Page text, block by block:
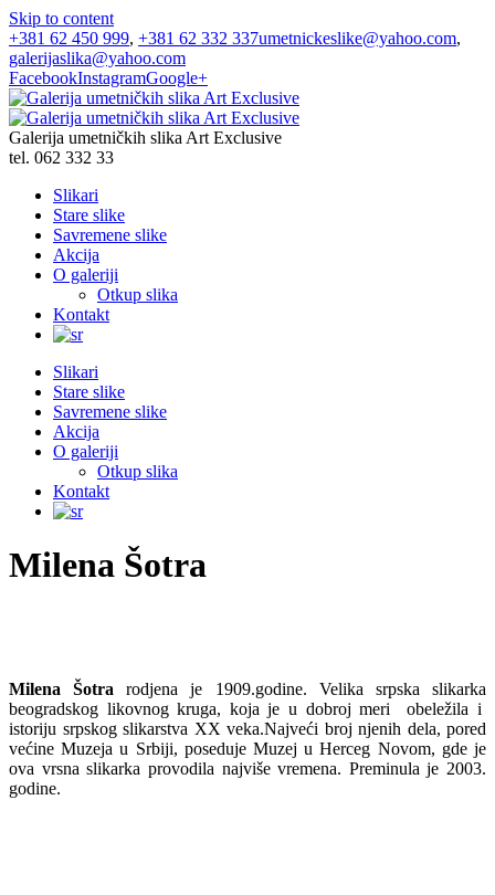
Skip to content
+381 62 450 999, +381 62 332 337umetnickeslike@yahoo.com,
galerijaslika@yahoo.com
FacebookInstagramGoogle+
Galerija umetničkih slika Art Exclusive
tel. 062 332 33
Slikari
Stare slike
Savremene slike
Akcija
O galeriji
Otkup slika
Kontakt
Slikari
Stare slike
Savremene slike
Akcija
O galeriji
Otkup slika
Kontakt
Milena Šotra
Milena Šotra rodjena je 1909.godine. Velika srpska slikarka
beogradskog likovnog kruga, koja je u dobroj meri obeležila i
istoriju srpskog slikarstva XX veka.Najveći broj njenih dela, pored
većine Muzeja u Srbiji, poseduje Muzej u Herceg Novom, gde je
ova vrsna slikarka provodila najviše vremena. Preminula je 2003.
godine.